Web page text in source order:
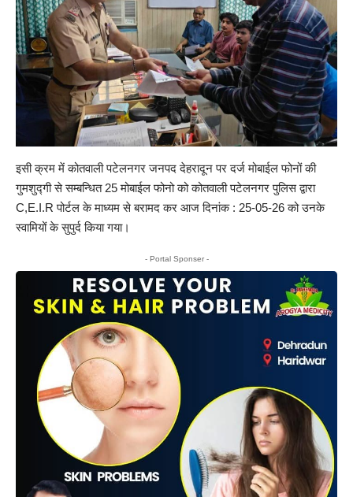
इसी क्रम में कोतवाली पटेलनगर जनपद देहरादून पर दर्ज मोबाईल फोनों की
गुमशुद्गी से सम्बन्धित 25 मोबाईल फोनो को कोतवाली पटेलनगर पुलिस द्वारा
C,E.I.R पोर्टल के माध्यम से बरामद कर आज दिनांक : 25-05-26 को उनके
स्वामियों के सुपुर्द किया गया।
- Portal Sponser -